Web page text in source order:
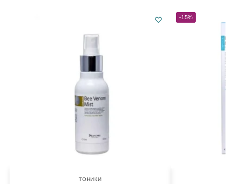
ТОНИКИ
-15%